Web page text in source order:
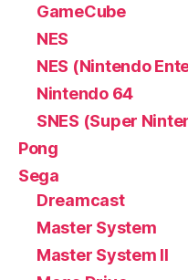
GameCube
NES
NES (Nintendo
Nintendo 64
SNES (Super
Pong
Sega
Dreamcast
Master System
Master System II